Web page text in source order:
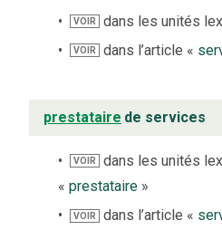
VOIR dans les unités
VOIR dans l’article «
prestataire de services
VOIR
dans les unités
« prestataire »
VOIR dans l’article «